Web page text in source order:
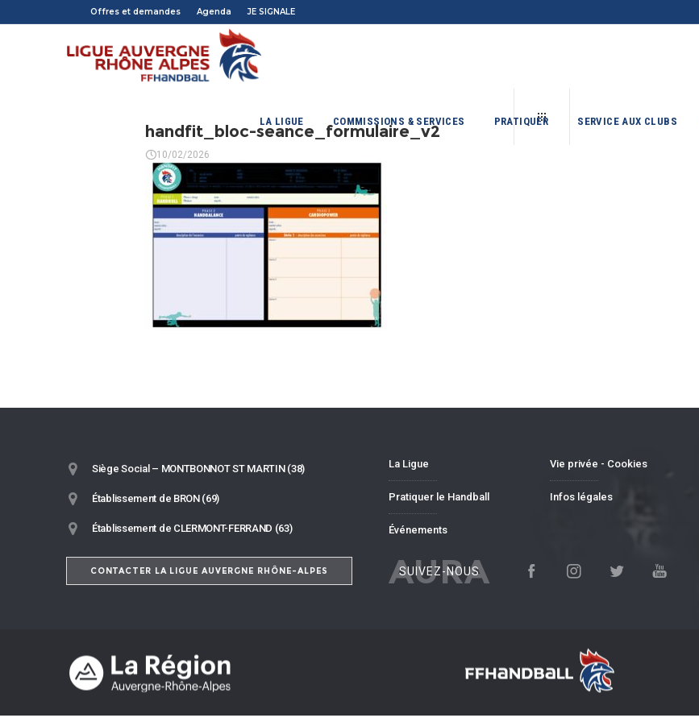
Offres et demandes Agenda JE SIGNALE
LA LIGUE COMMISSIONS & SERVICES PRATIQUER SERVICE AUX CLUBS
handfit_bloc-seance_formulaire_v2
10/02/2026
Siège Social – MONTBONNOT ST MARTIN (38)
Établissement de BRON (69)
Établissement de CLERMONT-FERRAND (63)
CONTACTER LA LIGUE AUVERGNE RHÔNE-ALPES
La Ligue
Pratiquer le Handball
Événements
Vie privée - Cookies
Infos légales
AURA
SUIVEZ-NOUS